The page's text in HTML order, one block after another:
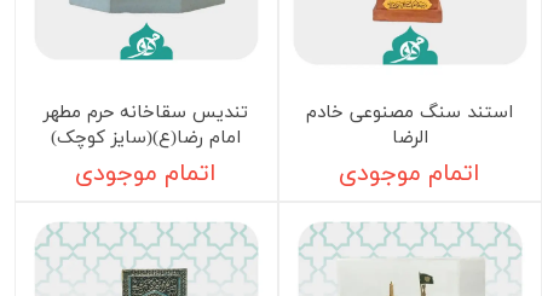
استند سنگ مصنوعی خادم
الرضا
اتمام موجودی
تندیس سقاخانه حرم مطهر
امام رضا(ع)(سایز کوچک)
اتمام موجودی